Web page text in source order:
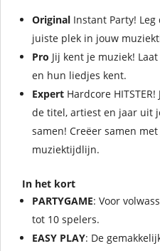
Original Instant Party!
juiste plek in jouw
Pro Jij kent je muziek!
en hun liedjes kent.
Expert Hardcore
de titel, artiest en jaar uit
samen! Creëer samen
muziektijdlijn.
In het kort
PARTYGAME: Voor
tot 10 spelers.
EASY PLAY: De